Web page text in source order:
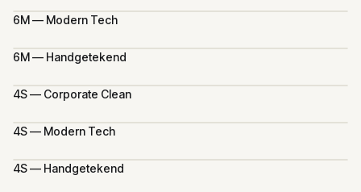
6M — Modern Tech
6M — Handgetekend
4S — Corporate Clean
4S — Modern Tech
4S — Handgetekend